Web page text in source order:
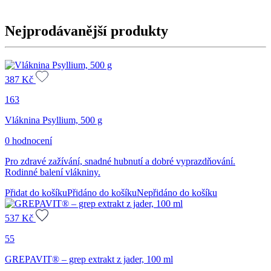
Nejprodávanější produkty
387 Kč
163
Vláknina Psyllium, 500 g
0 hodnocení
Pro zdravé zažívání, snadné hubnutí a dobré vyprazdňování.
Rodinné balení vlákniny.
Přidat do košíkuPřidáno do košíkuNepřidáno do košíku
537 Kč
55
GREPAVIT® – grep extrakt z jader, 100 ml